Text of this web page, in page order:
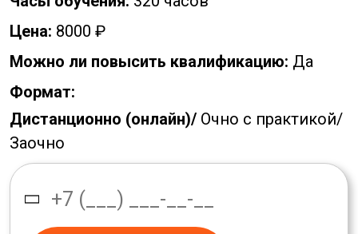
Цена: 8000 ₽
Можно ли повысить квалификацию: Да
Формат:
Дистанционно (онлайн)/ Очно с практикой/
Заочно